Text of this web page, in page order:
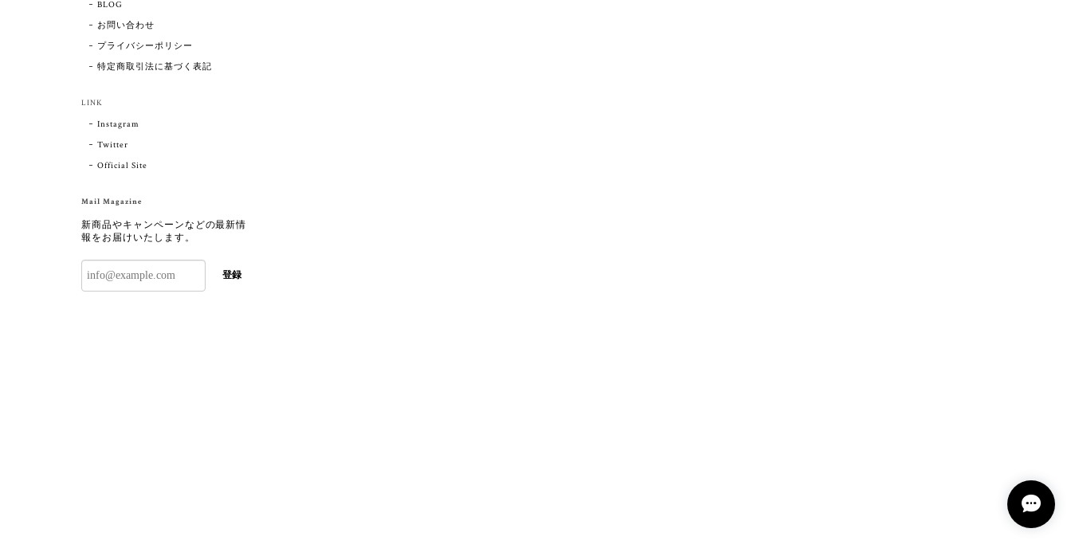
BLOG
お問い合わせ
プライバシーポリシー
特定商取引法に基づく表記
LINK
Instagram
Twitter
Official Site
Mail Magazine
新商品やキャンペーンなどの最新情
報をお届けいたします。
登録